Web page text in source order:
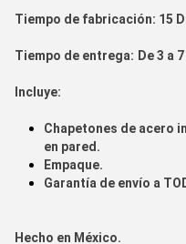
Tiempo de fabricación: 15
Tiempo de entrega: De 3 a
Incluye:
Chapetones de acero
en pared.
Empaque.
Garantía de envío a
Hecho en México.